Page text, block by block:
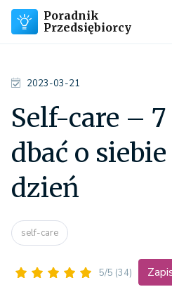
Poradnik
Przedsiębiorcy
2023-03-21
Self-care –
dbać o
dzień
self-care
5/5 (34)